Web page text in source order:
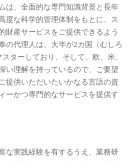
は、全面的な専門知識背景と長年
度な科学的管理体制をもとに、ス
財産サービスをご提供できるよう
の代理人は、大半が2カ国（むしろ
ターしており、そして、欧、米、
い理解を持っているので、ご要望
提供いただいたいかなる言語の資
ーかつ専門的なサービスを提供す
な実践経験を有するうえ、業務研